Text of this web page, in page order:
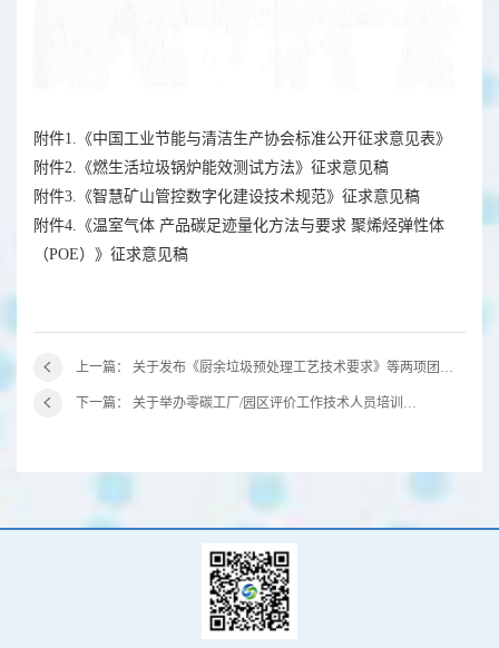
附件1.《中国工业节能与清洁生产协会标准公开征求意见表》
附件2.《燃生活垃圾锅炉能效测试方法》征求意见稿
附件3.《智慧矿山管控数字化建设技术规范》征求意见稿
附件4.《温室气体 产品碳足迹量化方法与要求 聚烯烃弹性体
（POE）》征求意见稿
上一篇： 关于发布《厨余垃圾预处理工艺技术要求》等两项团体标准的公告
下一篇： 关于举办零碳工厂/园区评价工作技术人员培训会（第七期）的通知